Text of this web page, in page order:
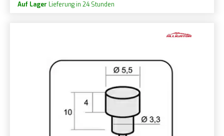
Auf Lager Lieferung in 24 Stunden